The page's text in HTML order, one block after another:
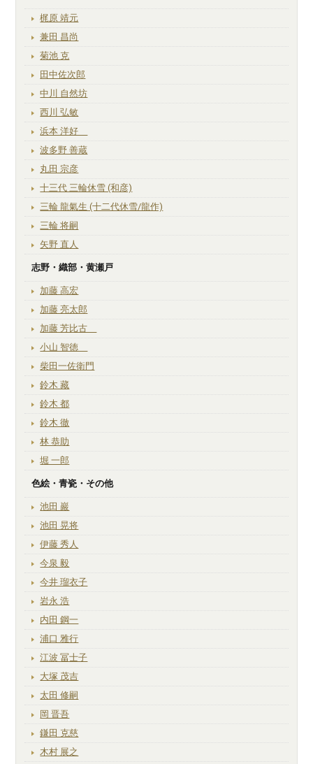
梶原 靖元
兼田 昌尚
菊池 克
田中佐次郎
中川 自然坊
西川 弘敏
浜本 洋好
波多野 善蔵
丸田 宗彦
十三代 三輪休雪 (和彦)
三輪 龍氣生 (十二代休雪/龍作)
三輪 将嗣
矢野 直人
志野・織部・黄瀬戸
加藤 高宏
加藤 亮太郎
加藤 芳比古
小山 智徳
柴田一佐衛門
鈴木 藏
鈴木 都
鈴木 徹
林 恭助
堀 一郎
色絵・青瓷・その他
池田 巖
池田 晃将
伊藤 秀人
今泉 毅
今井 瑠衣子
岩永 浩
内田 鋼一
浦口 雅行
江波 冨士子
大塚 茂吉
太田 修嗣
岡 晋吾
鎌田 克慈
木村 展之